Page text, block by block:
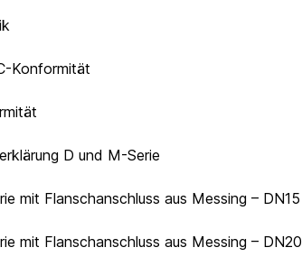
Konformität
D und M-Serie
mit Flanschanschluss aus Messing – DN15
mit Flanschanschluss aus Messing – DN20